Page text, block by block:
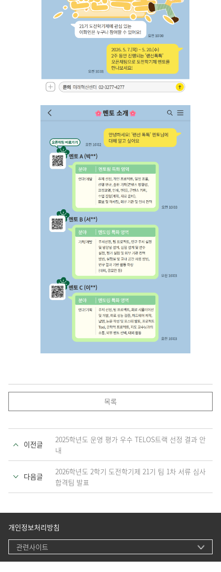
목록
이전글
2025학년도 운영 평가 우수 TELOS트랙 선정 결과 안
내
다음글
2026학년도 2학기 도전학기제 21기 팀 1차 서류 심사
합격팀 발표
개인정보처리방침
관련사이트